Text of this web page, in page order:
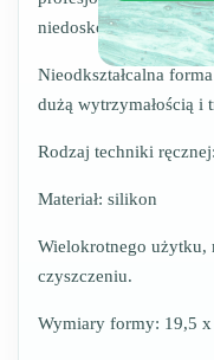
niedoskonałości.
Nieodkształcalna
dużą wytrzymałością i
Rodzaj techniki
Materiał: silikon
Wielokrotnego użytku,
czyszczeniu.
Wymiary formy: 19,5